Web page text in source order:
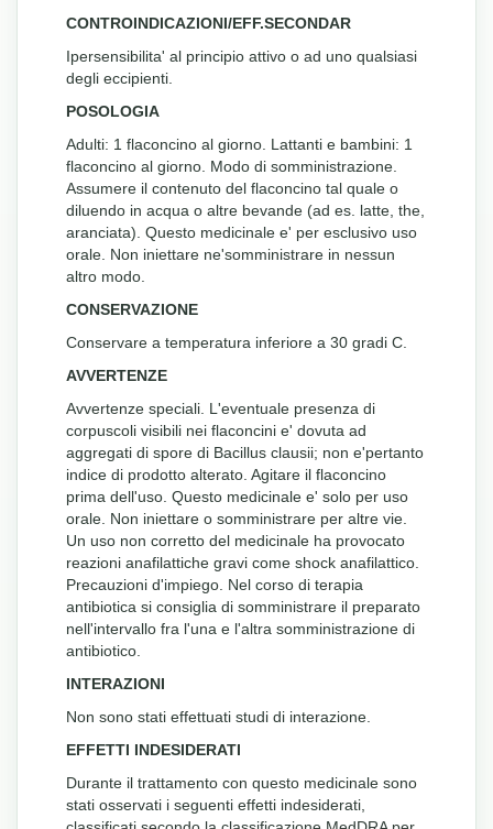
CONTROINDICAZIONI/EFF.SECONDAR
Ipersensibilita' al principio attivo o ad uno qualsiasi
degli eccipienti.
POSOLOGIA
Adulti: 1 flaconcino al giorno. Lattanti e bambini: 1
flaconcino al giorno. Modo di somministrazione.
Assumere il contenuto del flaconcino tal quale o
diluendo in acqua o altre bevande (ad es. latte, the,
aranciata). Questo medicinale e' per esclusivo uso
orale. Non iniettare ne'somministrare in nessun
altro modo.
CONSERVAZIONE
Conservare a temperatura inferiore a 30 gradi C.
AVVERTENZE
Avvertenze speciali. L'eventuale presenza di
corpuscoli visibili nei flaconcini e' dovuta ad
aggregati di spore di Bacillus clausii; non e'pertanto
indice di prodotto alterato. Agitare il flaconcino
prima dell'uso. Questo medicinale e' solo per uso
orale. Non iniettare o somministrare per altre vie.
Un uso non corretto del medicinale ha provocato
reazioni anafilattiche gravi come shock anafilattico.
Precauzioni d'impiego. Nel corso di terapia
antibiotica si consiglia di somministrare il preparato
nell'intervallo fra l'una e l'altra somministrazione di
antibiotico.
INTERAZIONI
Non sono stati effettuati studi di interazione.
EFFETTI INDESIDERATI
Durante il trattamento con questo medicinale sono
stati osservati i seguenti effetti indesiderati,